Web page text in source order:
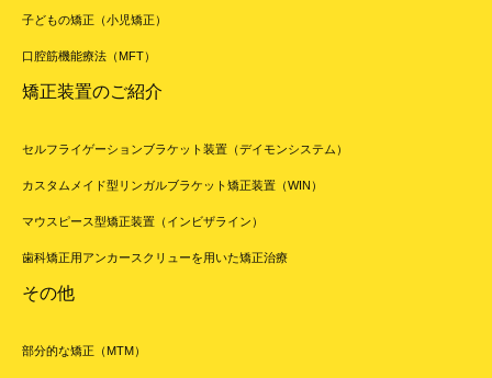
子どもの矯正（小児矯正）
口腔筋機能療法（MFT）
矯正装置のご紹介
セルフライゲーションブラケット装置（デイモンシステム）
カスタムメイド型リンガルブラケット矯正装置（WIN）
マウスピース型矯正装置（インビザライン）
歯科矯正用アンカースクリューを用いた矯正治療
その他
部分的な矯正（MTM）